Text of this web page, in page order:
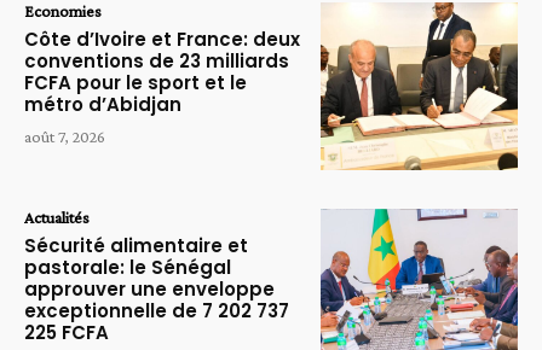
Economies
Côte d’Ivoire et France: deux
conventions de 23 milliards
FCFA pour le sport et le
métro d’Abidjan
août 7, 2026
Actualités
Sécurité alimentaire et
pastorale: le Sénégal
approuver une enveloppe
exceptionnelle de 7 202 737
225 FCFA